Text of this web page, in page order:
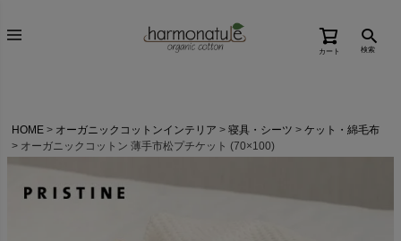
カート 検索
HOME オーガニックコットンインテリア 寝具・シーツ
ケット・綿毛布
オーガニックコットン 薄手市松プチケット (70×100)